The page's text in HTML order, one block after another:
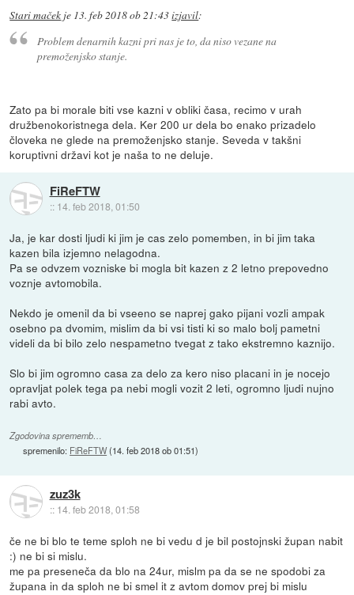
Stari maček je 13. feb 2018 ob 21:43izjavil:
Problem denarnih kazni pri nas je to, da niso vezane na
premoženjsko stanje.
Zato pa bi morale biti vse kazni v obliki časa, recimo v urah
družbenokoristnega dela. Ker 200 ur dela bo enako prizadelo
človeka ne glede na premoženjsko stanje. Seveda v takšni
koruptivni državi kot je naša to ne deluje.
FiReFTW
:: 14. feb 2018, 01:50
Ja, je kar dosti ljudi ki jim je cas zelo pomemben, in bi jim taka
kazen bila izjemno nelagodna.
Pa se odvzem vozniske bi mogla bit kazen z 2 letno prepovedno
voznje avtomobila.
Nekdo je omenil da bi vseeno se naprej gako pijani vozli ampak
osebno pa dvomim, mislim da bi vsi tisti ki so malo bolj pametni
videli da bi bilo zelo nespametno tvegat z tako ekstremno kaznijo.
Slo bi jim ogromno casa za delo za kero niso placani in je nocejo
opravljat polek tega pa nebi mogli vozit 2 leti, ogromno ljudi nujno
rabi avto.
Zgodovina sprememb…
spremenilo: FiReFTW(14. feb 2018 ob 01:51)
zuz3k
:: 14. feb 2018, 01:58
če ne bi blo te teme sploh ne bi vedu d je bil postojnski župan nabit
:) ne bi si mislu.
me pa preseneča da blo na 24ur, mislm pa da se ne spodobi za
župana in da sploh ne bi smel it z avtom domov prej bi mislu